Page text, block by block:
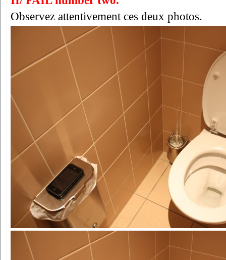
Observez attentivement ces deux photos.